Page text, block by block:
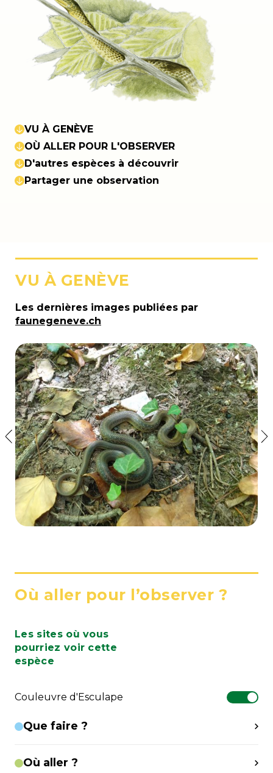
VU À GENÈVE
OÙ ALLER POUR L'OBSERVER
D'autres espèces à découvrir
Partager une observation
VU À GENÈVE
Les dernières images publiées par
faunegeneve.ch
Où aller pour l’observer ?
Les sites où vous
pourriez voir cette
espèce
Couleuvre d'Esculape
Que faire ?
Où aller ?